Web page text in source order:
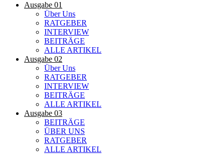
Ausgabe 01
Über Uns
RATGEBER
INTERVIEW
BEITRÄGE
ALLE ARTIKEL
Ausgabe 02
Über Uns
RATGEBER
INTERVIEW
BEITRÄGE
ALLE ARTIKEL
Ausgabe 03
BEITRÄGE
ÜBER UNS
RATGEBER
ALLE ARTIKEL